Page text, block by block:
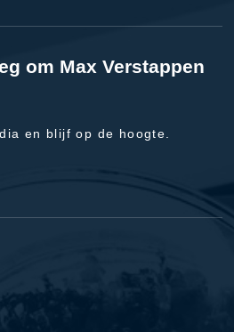
om Max Verstappen
en blijf op de hoogte.